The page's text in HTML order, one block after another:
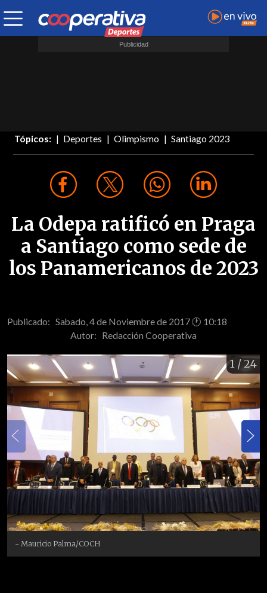
Tópicos: Deportes Olimpismo Santiago 2023
La Odepa ratificó en Praga
a Santiago como sede de
los Panamericanos de 2023
Publicado: Sabado, 4 de Noviembre de 2017 🕐 10:18
Autor: Redacción Cooperativa
1 / 24
- Mauricio Palma/COCH